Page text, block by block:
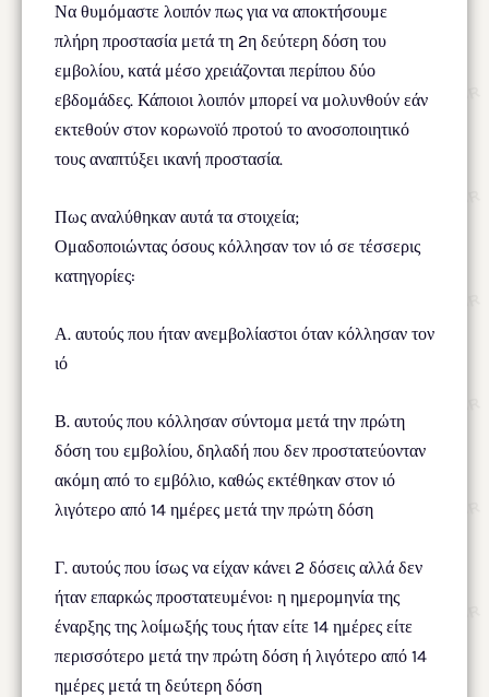
Να θυμόμαστε λοιπόν πως για να αποκτήσουμε
πλήρη προστασία μετά τη 2η δεύτερη δόση του
εμβολίου, κατά μέσο χρειάζονται περίπου δύο
εβδομάδες. Κάποιοι λοιπόν μπορεί να μολυνθούν εάν
εκτεθούν στον κορωνοϊό προτού το ανοσοποιητικό
τους αναπτύξει ικανή προστασία.
Πως αναλύθηκαν αυτά τα στοιχεία;
Ομαδοποιώντας όσους κόλλησαν τον ιό σε τέσσερις
κατηγορίες:
Α. αυτούς που ήταν ανεμβολίαστοι όταν κόλλησαν τον
ιό
Β. αυτούς που κόλλησαν σύντομα μετά την πρώτη
δόση του εμβολίου, δηλαδή που δεν προστατεύονταν
ακόμη από το εμβόλιο, καθώς εκτέθηκαν στον ιό
λιγότερο από 14 ημέρες μετά την πρώτη δόση
Γ. αυτούς που ίσως να είχαν κάνει 2 δόσεις αλλά δεν
ήταν επαρκώς προστατευμένοι: η ημερομηνία της
έναρξης της λοίμωξής τους ήταν είτε 14 ημέρες είτε
περισσότερο μετά την πρώτη δόση ή λιγότερο από 14
ημέρες μετά τη δεύτερη δόση